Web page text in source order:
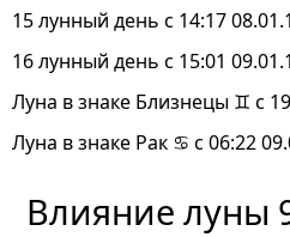
15 лунный день с 14:17
16 лунный день с 15:01
Луна в знаке Близнецы ♊ с
Луна в знаке Рак ♋ с 06:22
Влияние луны